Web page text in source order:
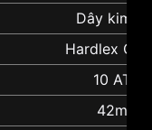
Dây kim
Hardlex
10 ATM
42mm